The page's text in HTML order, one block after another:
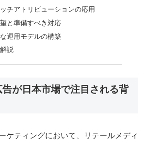
チアトリビューションの応用
と準備すべき対応
運用モデルの構築
説
が日本市場で注目される背
ケティングにおいて、リテールメディ